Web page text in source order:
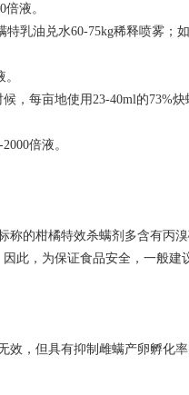
液。
乳油兑水60-75kg稀释喷雾
，每亩地使用23-40ml的73%
倍液。
的柑橘特效杀螨剂多含有丙
此，为保证食品安全，一般
，但具有抑制雌螨产卵孵化